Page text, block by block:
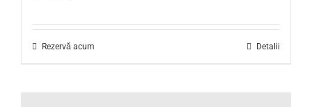
Rezervă acum Detalii